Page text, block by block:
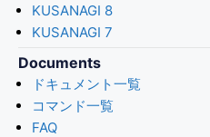
KUSANAGI 8
KUSANAGI 7
Documents
ドキュメント一覧
コマンド一覧
FAQ